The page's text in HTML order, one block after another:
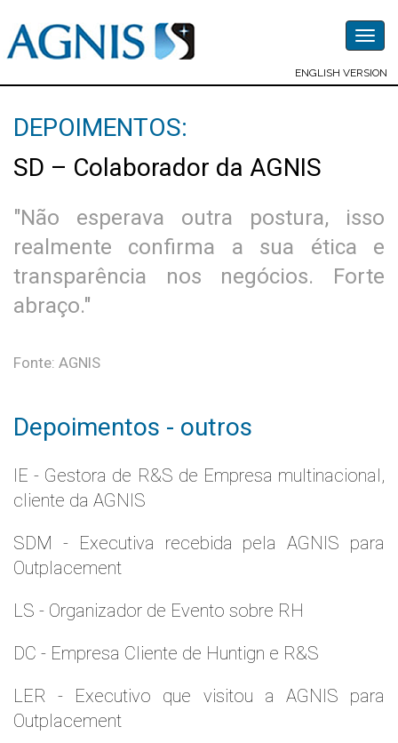
ENGLISH VERSION
DEPOIMENTOS:
SD – Colaborador da AGNIS
"Não esperava outra postura, isso
realmente confirma a sua ética e
transparência nos negócios. Forte
abraço."
Fonte: AGNIS
Depoimentos - outros
IE - Gestora de R&S de Empresa multinacional,
cliente da AGNIS
SDM - Executiva recebida pela AGNIS para
Outplacement
LS - Organizador de Evento sobre RH
DC - Empresa Cliente de Huntign e R&S
LER - Executivo que visitou a AGNIS para
Outplacement